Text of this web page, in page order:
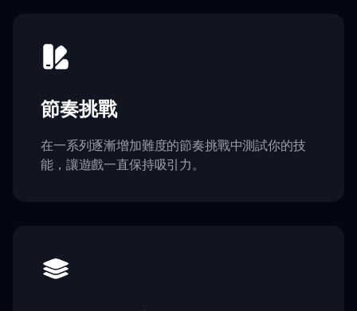
節奏挑戰
在一系列逐漸增加難度的節奏挑戰中測試你的技
能，讓遊戲一直保持吸引力。